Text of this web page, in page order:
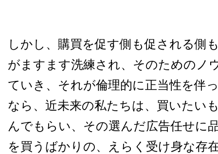
しかし、購買を促す側も促される側
がますます洗練され、そのためのノ
ていき、それが倫理的に正当性を伴
なら、近未来の私たちは、買いたい
んでもらい、その選んだ広告任せに
を買うばかりの、えらく受け身な存